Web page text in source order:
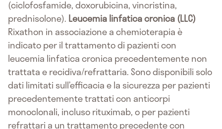
(ciclofosfamide, doxorubicina, vincristina,
prednisolone). Leucemia linfatica cronica (LLC)
Rixathon in associazione a chemioterapia è
indicato per il trattamento di pazienti con
leucemia linfatica cronica precedentemente non
trattata e recidiva/refrattaria. Sono disponibili solo
dati limitati sull’efficacia e la sicurezza per pazienti
precedentemente trattati con anticorpi
monoclonali, incluso rituximab, o per pazienti
refrattari a un trattamento precedente con